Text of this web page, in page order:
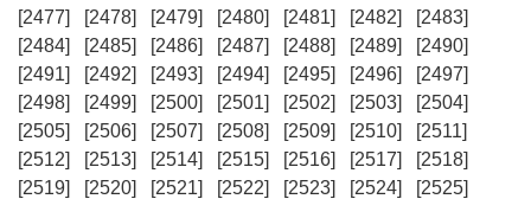
[2477]
[2478] [2479] [2480] [2481] [2482]
[2483]
[2484]
[2485] [2486] [2487] [2488] [2489]
[2490]
[2491]
[2492] [2493] [2494] [2495] [2496]
[2497]
[2498]
[2499] [2500] [2501] [2502] [2503]
[2504]
[2505]
[2506] [2507] [2508] [2509] [2510]
[2511]
[2512]
[2513] [2514] [2515] [2516] [2517]
[2518]
[2519]
[2520] [2521] [2522] [2523] [2524]
[2525]